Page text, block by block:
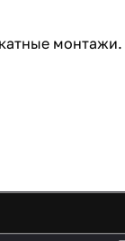
монтажи.